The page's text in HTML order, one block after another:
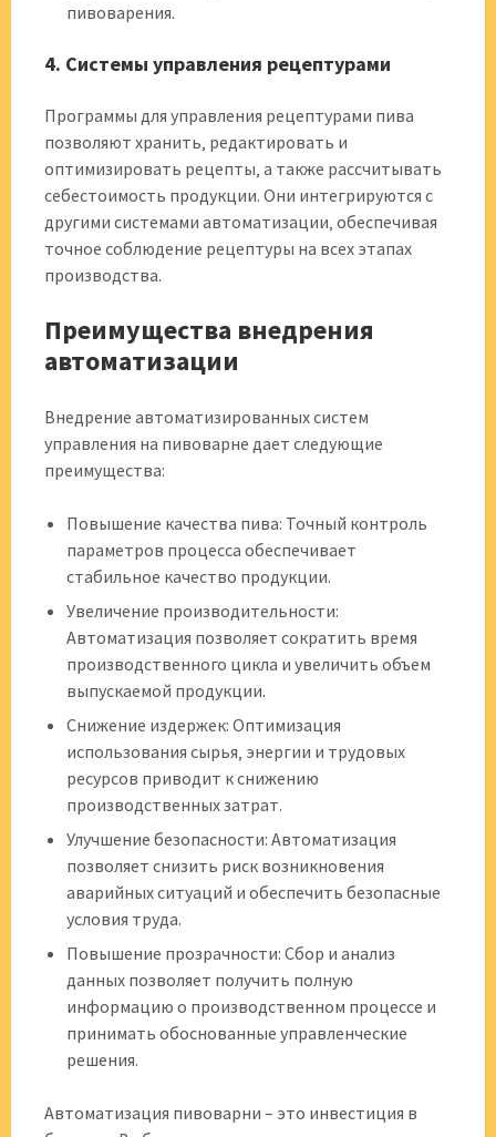
пивоварения.
4. Системы управления рецептурами
Программы для управления рецептурами пива
позволяют хранить‚ редактировать и
оптимизировать рецепты‚ а также рассчитывать
себестоимость продукции. Они интегрируются с
другими системами автоматизации‚ обеспечивая
точное соблюдение рецептуры на всех этапах
производства.
Преимущества внедрения
автоматизации
Внедрение автоматизированных систем
управления на пивоварне дает следующие
преимущества:
Повышение качества пива: Точный контроль
параметров процесса обеспечивает
стабильное качество продукции.
Увеличение производительности:
Автоматизация позволяет сократить время
производственного цикла и увеличить объем
выпускаемой продукции.
Снижение издержек: Оптимизация
использования сырья‚ энергии и трудовых
ресурсов приводит к снижению
производственных затрат.
Улучшение безопасности: Автоматизация
позволяет снизить риск возникновения
аварийных ситуаций и обеспечить безопасные
условия труда.
Повышение прозрачности: Сбор и анализ
данных позволяет получить полную
информацию о производственном процессе и
принимать обоснованные управленческие
решения.
Автоматизация пивоварни – это инвестиция в